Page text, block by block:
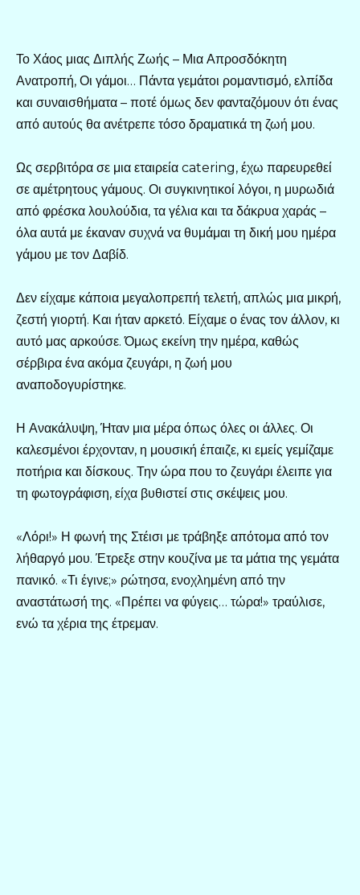
Το Χάος μιας Διπλής Ζωής – Μια Απροσδόκητη
Ανατροπή, Οι γάμοι… Πάντα γεμάτοι ρομαντισμό, ελπίδα
και συναισθήματα – ποτέ όμως δεν φανταζόμουν ότι ένας
από αυτούς θα ανέτρεπε τόσο δραματικά τη ζωή μου.
Ως σερβιτόρα σε μια εταιρεία catering, έχω παρευρεθεί
σε αμέτρητους γάμους. Οι συγκινητικοί λόγοι, η μυρωδιά
από φρέσκα λουλούδια, τα γέλια και τα δάκρυα χαράς –
όλα αυτά με έκαναν συχνά να θυμάμαι τη δική μου ημέρα
γάμου με τον Δαβίδ.
Δεν είχαμε κάποια μεγαλοπρεπή τελετή, απλώς μια μικρή,
ζεστή γιορτή. Και ήταν αρκετό. Είχαμε ο ένας τον άλλον, κι
αυτό μας αρκούσε. Όμως εκείνη την ημέρα, καθώς
σέρβιρα ένα ακόμα ζευγάρι, η ζωή μου
αναποδογυρίστηκε.
Η Ανακάλυψη, Ήταν μια μέρα όπως όλες οι άλλες. Οι
καλεσμένοι έρχονταν, η μουσική έπαιζε, κι εμείς γεμίζαμε
ποτήρια και δίσκους. Την ώρα που το ζευγάρι έλειπε για
τη φωτογράφιση, είχα βυθιστεί στις σκέψεις μου.
«Λόρι!» Η φωνή της Στέισι με τράβηξε απότομα από τον
λήθαργό μου. Έτρεξε στην κουζίνα με τα μάτια της γεμάτα
πανικό. «Τι έγινε;» ρώτησα, ενοχλημένη από την
αναστάτωσή της. «Πρέπει να φύγεις… τώρα!» τραύλισε,
ενώ τα χέρια της έτρεμαν.